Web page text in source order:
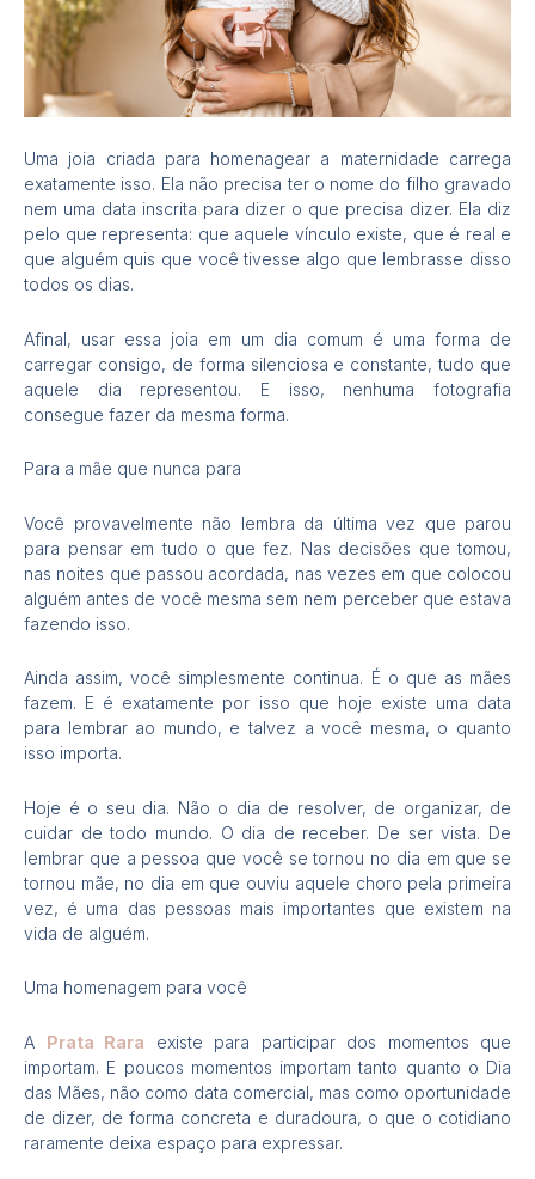
Uma joia criada para homenagear a maternidade carrega
exatamente isso. Ela não precisa ter o nome do filho gravado
nem uma data inscrita para dizer o que precisa dizer. Ela diz
pelo que representa: que aquele vínculo existe, que é real e
que alguém quis que você tivesse algo que lembrasse disso
todos os dias.
Afinal, usar essa joia em um dia comum é uma forma de
carregar consigo, de forma silenciosa e constante, tudo que
aquele dia representou. E isso, nenhuma fotografia
consegue fazer da mesma forma.
Para a mãe que nunca para
Você provavelmente não lembra da última vez que parou
para pensar em tudo o que fez. Nas decisões que tomou,
nas noites que passou acordada, nas vezes em que colocou
alguém antes de você mesma sem nem perceber que estava
fazendo isso.
Ainda assim, você simplesmente continua. É o que as mães
fazem. E é exatamente por isso que hoje existe uma data
para lembrar ao mundo, e talvez a você mesma, o quanto
isso importa.
Hoje é o seu dia. Não o dia de resolver, de organizar, de
cuidar de todo mundo. O dia de receber. De ser vista. De
lembrar que a pessoa que você se tornou no dia em que se
tornou mãe, no dia em que ouviu aquele choro pela primeira
vez, é uma das pessoas mais importantes que existem na
vida de alguém.
Uma homenagem para você
A Prata Rara existe para participar dos momentos que
importam. E poucos momentos importam tanto quanto o Dia
das Mães, não como data comercial, mas como oportunidade
de dizer, de forma concreta e duradoura, o que o cotidiano
raramente deixa espaço para expressar.